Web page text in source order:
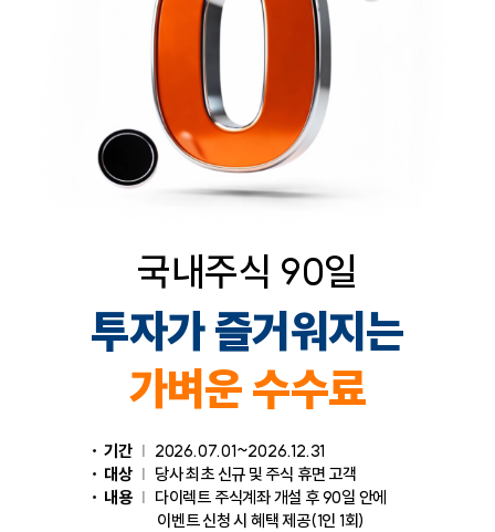
국내주식 90일
투자가 즐거워지는
가벼운 수수료
기간 | 2026.07.01~2026.12.31
대상 | 당사 최초 신규 및 주식 휴면 고객
내용 | 다이렉트 주식계좌 개설 후 90일 안에
이벤트 신청 시 혜택 제공(1인 1회)